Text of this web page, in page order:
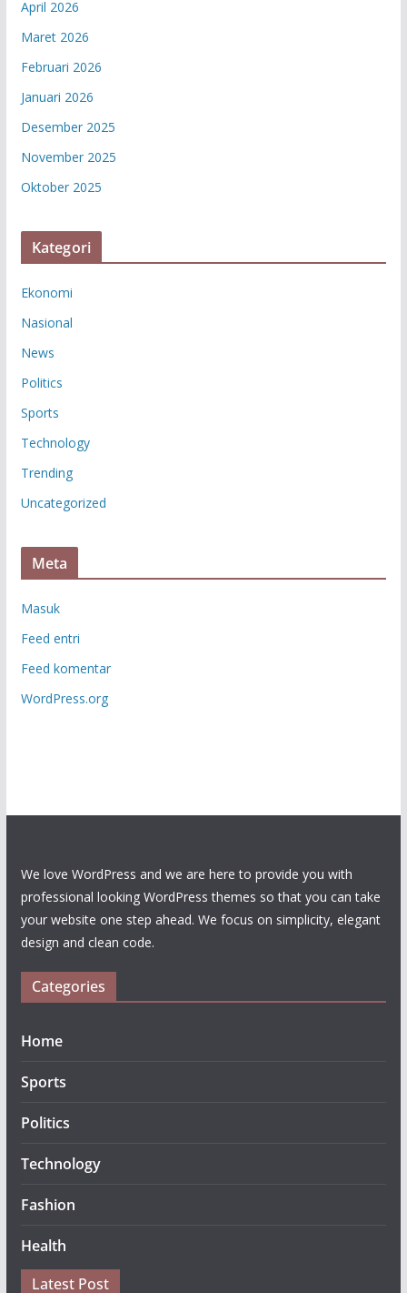
April 2026
Maret 2026
Februari 2026
Januari 2026
Desember 2025
November 2025
Oktober 2025
Kategori
Ekonomi
Nasional
News
Politics
Sports
Technology
Trending
Uncategorized
Meta
Masuk
Feed entri
Feed komentar
WordPress.org
We love WordPress and we are here to provide you with
professional looking WordPress themes so that you can take
your website one step ahead. We focus on simplicity, elegant
design and clean code.
Categories
Home
Sports
Politics
Technology
Fashion
Health
Latest Post